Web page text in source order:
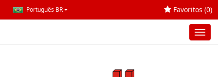
Português BR Favoritos (0)